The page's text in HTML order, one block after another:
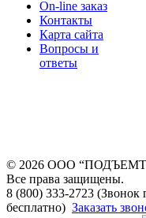
On-line заказ
Контакты
Карта сайта
Вопросы и
ответы
© 2026 OOO
Все права защищены.
8 (800) 333-2723 (Звонок
бесплатно) Заказать